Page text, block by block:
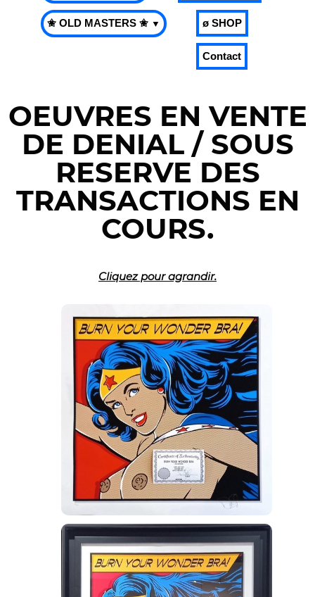
✬ OLD MASTERS ✬ ▼ ø SHOP
Contact
OEUVRES EN VENTE
DE DENIAL / SOUS
RESERVE DES
TRANSACTIONS EN
COURS.
Cliquez pour agrandir.